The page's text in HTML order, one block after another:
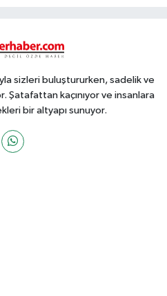
sizleri buluştururken, sadelik ve
Şatafattan kaçınıyor ve insanlara
bir altyapı sunuyor.